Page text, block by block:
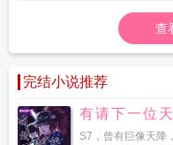
查
完结小说推荐
有请下一位
S7，曾有巨像天降